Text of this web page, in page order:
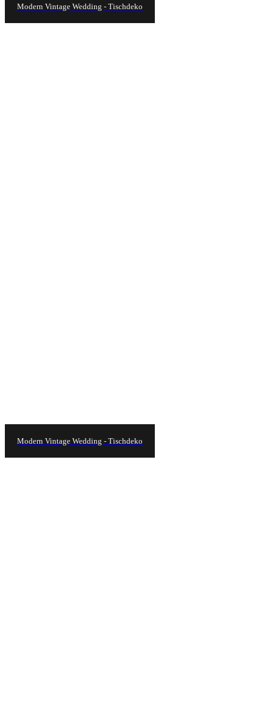
Modern Vintage Wedding - Tischdeko
Modern Vintage Wedding - Tischdeko